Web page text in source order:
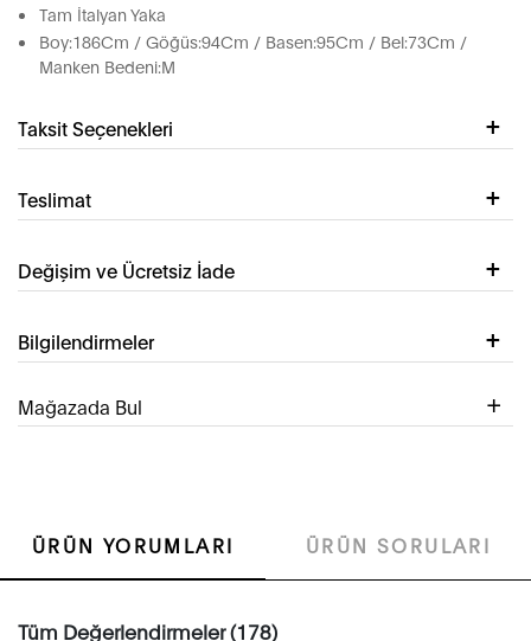
Tam İtalyan Yaka
Boy:186Cm / Göğüs:94Cm / Basen:95Cm / Bel:73Cm /
Manken Bedeni:M
Taksit Seçenekleri
Teslimat
Değişim ve Ücretsiz İade
Bilgilendirmeler
Mağazada Bul
ÜRÜN YORUMLARI ÜRÜN SORULARI
Tüm Değerlendirmeler (178)